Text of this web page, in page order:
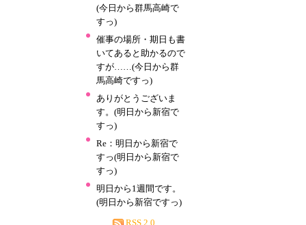
(今日から群馬高崎で
すっ)
催事の場所・期日も書
いてあると助かるので
すが……(今日から群
馬高崎ですっ)
ありがとうございま
す。(明日から新宿で
すっ)
Re：明日から新宿で
すっ(明日から新宿で
すっ)
明日から1週間です。
(明日から新宿ですっ)
RSS 2.0